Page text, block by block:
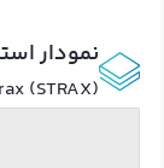
نمودار
(STRAX)